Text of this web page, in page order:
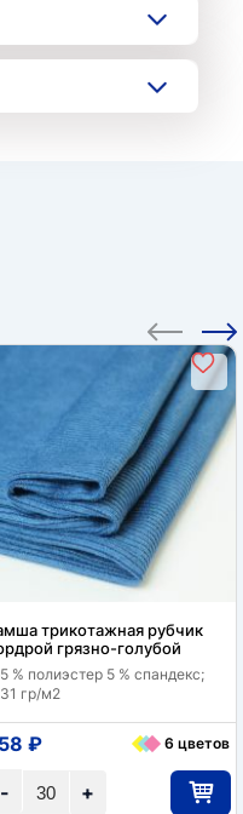
трикотажная рубчик
грязно-голубой
% полиэстер 5 % спандекс;
гр/м2
+
-
₽ 6 цветов